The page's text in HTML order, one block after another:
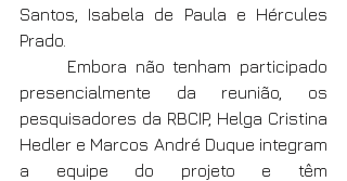
Santos, Isabela de Paula e Hércules
Prado.
presencialmente da reunião, os
pesquisadores da RBCIP, Helga Cristina
Hedler e Marcos André Duque integram
a equipe do projeto e têm